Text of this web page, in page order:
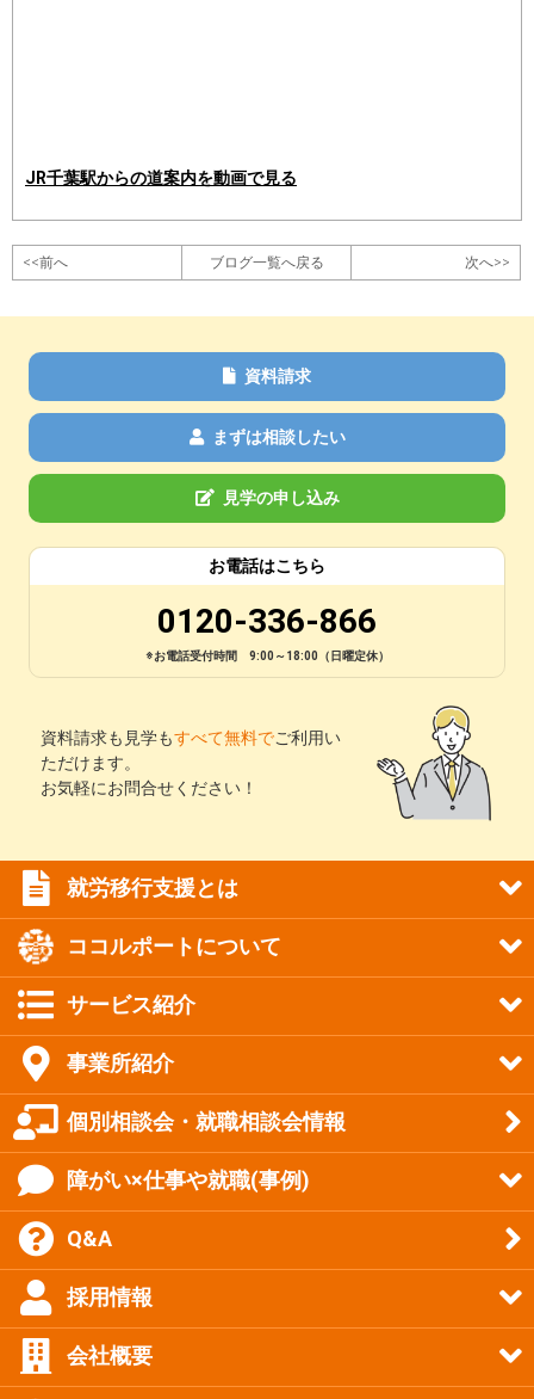
JR千葉駅からの道案内を動画で見る
<<前へ ブログ一覧へ戻る 次へ>>
資料請求
まずは相談したい
見学の申し込み
お電話はこちら
0120-336-866
※お電話受付時間 9:00～18:00（日曜定休）
資料請求も見学もすべて無料でご利用い
ただけます。
お気軽にお問合せください！
就労移行支援とは
ココルポートについて
サービス紹介
事業所紹介
個別相談会・就職相談会情報
障がい×仕事や就職(事例)
Q&A
採用情報
会社概要